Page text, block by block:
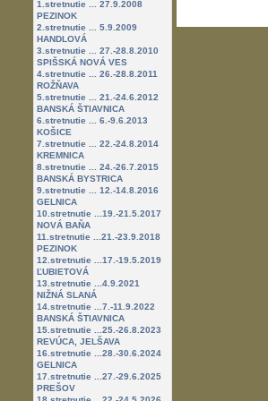
1.stretnutie ... 27.9.2008
PEZINOK
2.stretnutie ... 5.9.2009
HANDLOVÁ
3.stretnutie ... 27.-28.8.2010
SPIŠSKÁ NOVÁ VES
4.stretnutie ... 26.-28.8.2011
ROŽŇAVA
5.stretnutie ... 21.-24.6.2012
BANSKÁ ŠTIAVNICA
6.stretnutie ... 6.-9.6.2013
KOŠICE
7.stretnutie ... 22.-24.8.2014
KREMNICA
8.stretnutie ... 24.-26.7.2015
BANSKÁ BYSTRICA
9.stretnutie ... 12.-14.8.2016
GELNICA
10.stretnutie ...19.-21.5.2017
NOVÁ BAŇA
11.stretnutie ...21.-23.9.2018
PEZINOK
12.stretnutie ...17.-19.5.2019
ĽUBIETOVÁ
13.stretnutie ...4.9.2021
NIŽNÁ SLANÁ
14.stretnutie ...7.-11.9.2022
BANSKÁ ŠTIAVNICA
15.stretnutie ...25.-26.8.2023
REVÚCA, JELŠAVA
16.stretnutie ...28.-30.6.2024
GELNICA
17.stretnutie ...27.-29.6.2025
PREŠOV